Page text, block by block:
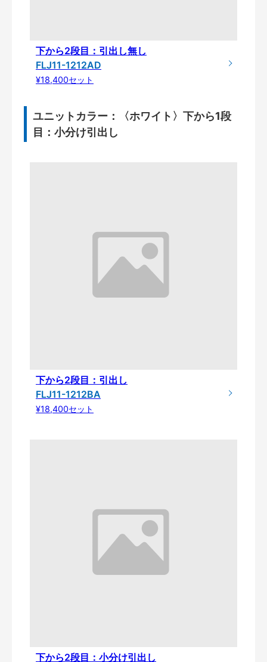
下から2段目：引出し無し
FLJ11-1212AD
¥18,400セット
ユニットカラー：〈ホワイト〉下から1段
目：小分け引出し
下から2段目：引出し
FLJ11-1212BA
¥18,400セット
下から2段目：小分け引出し